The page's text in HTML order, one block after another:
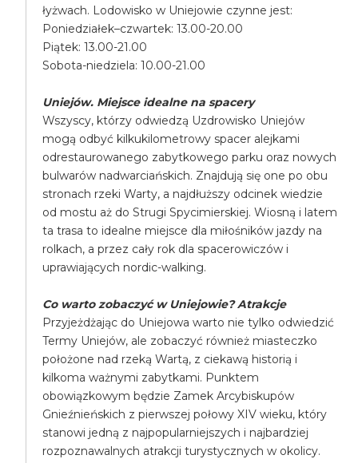
łyżwach. Lodowisko w Uniejowie czynne jest:
Poniedziałek–czwartek: 13.00-20.00
Piątek: 13.00-21.00
Sobota-niedziela: 10.00-21.00
Uniejów. Miejsce idealne na spacery
Wszyscy, którzy odwiedzą Uzdrowisko Uniejów
mogą odbyć kilkukilometrowy spacer alejkami
odrestaurowanego zabytkowego parku oraz nowych
bulwarów nadwarciańskich. Znajdują się one po obu
stronach rzeki Warty, a najdłuższy odcinek wiedzie
od mostu aż do Strugi Spycimierskiej. Wiosną i latem
ta trasa to idealne miejsce dla miłośników jazdy na
rolkach, a przez cały rok dla spacerowiczów i
uprawiających nordic-walking.
Co warto zobaczyć w Uniejowie? Atrakcje
Przyjeżdżając do Uniejowa warto nie tylko odwiedzić
Termy Uniejów, ale zobaczyć również miasteczko
położone nad rzeką Wartą, z ciekawą historią i
kilkoma ważnymi zabytkami. Punktem
obowiązkowym będzie Zamek Arcybiskupów
Gnieźnieńskich z pierwszej połowy XIV wieku, który
stanowi jedną z najpopularniejszych i najbardziej
rozpoznawalnych atrakcji turystycznych w okolicy.